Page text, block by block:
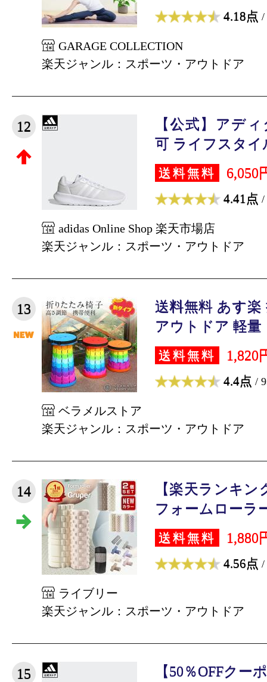
4.18点 /
GARAGE COLLECTION
楽天ジャンル：スポーツ・アウトドア
12
【公式】アデ
可 ライフスタイ
送料無料 6,050
4.41点 /
adidas Online Shop 楽天市場店
楽天ジャンル：スポーツ・アウトドア
13
送料無料 あす
アウトドア 軽量
送料無料 1,820
4.4点 /
ベラメルストア
楽天ジャンル：スポーツ・アウトドア
14
【楽天ランキ
フォームローラ
送料無料 1,880
4.56点 /
ライブリー
楽天ジャンル：スポーツ・アウトドア
15
【50％OFFクー